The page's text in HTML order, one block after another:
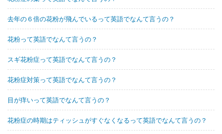
去年の６倍の花粉が飛んでいるって英語でなんて言うの？
花粉って英語でなんて言うの？
スギ花粉症って英語でなんて言うの？
花粉症対策って英語でなんて言うの？
目が痒いって英語でなんて言うの？
花粉症の時期はティッシュがすぐなくなるって英語でなんて言うの？